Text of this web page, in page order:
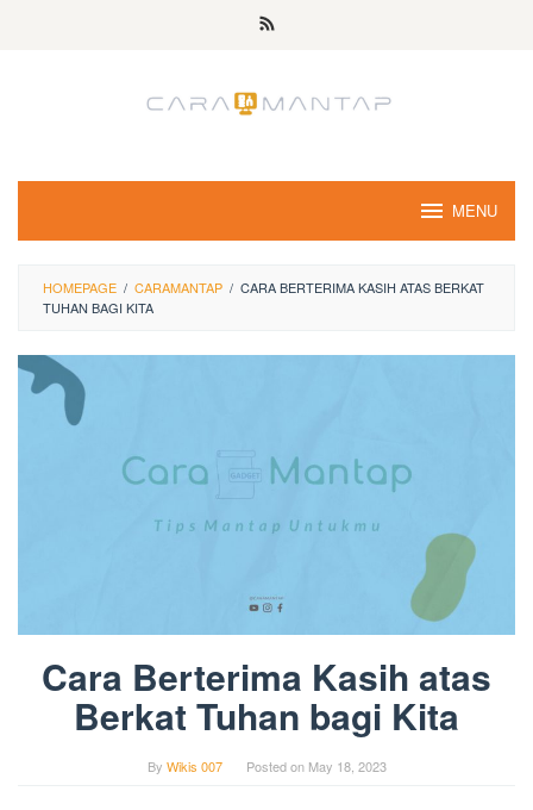
MENU
HOMEPAGE / CARAMANTAP / CARA BERTERIMA KASIH ATAS BERKAT
TUHAN BAGI KITA
Cara Berterima Kasih atas
Berkat Tuhan bagi Kita
By Wikis 007 Posted on May 18, 2023